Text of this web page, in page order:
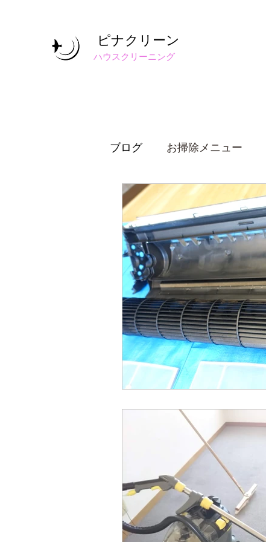
ピナクリーン
​ハウスクリーニング
ブログ お掃除メニュー
ハウスクリーニング考